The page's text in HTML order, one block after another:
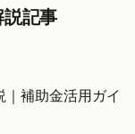
説記事
補助金活用ガイ